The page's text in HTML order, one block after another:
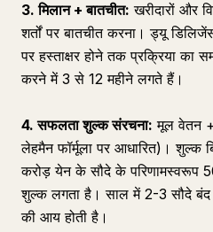
3. मिलान + बातचीत: खरीदारों और
शर्तों पर बातचीत करना। ड्यू
पर हस्ताक्षर होने तक प्रक्रिया का
करने में 3 से 12 महीने लगते हैं।
4. सफलता शुल्क संरचना: मूल वेतन
लेहमैन फॉर्मूला पर आधारित)। शुल्क
करोड़ येन के सौदे के परिणामस्वरूप
शुल्क लगता है। साल में 2-3 सौदे
की आय होती है।